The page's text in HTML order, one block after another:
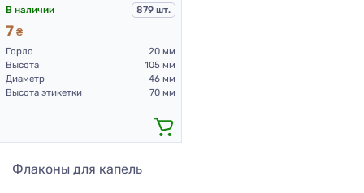
В наличии 879 шт.
7 ₴
Горло
20 мм
Высота
105 мм
Диаметр
46 мм
Высота этикетки
70 мм
Флаконы для капель